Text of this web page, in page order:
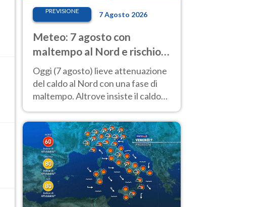
PREVISIONE 7 Agosto 2026
Meteo: 7 agosto con
maltempo al Nord e rischio
nubifragi. Altrove caldo
estremo
Oggi (7 agosto) lieve attenuazione
del caldo al Nord con una fase di
maltempo. Altrove insiste il caldo
previsioni